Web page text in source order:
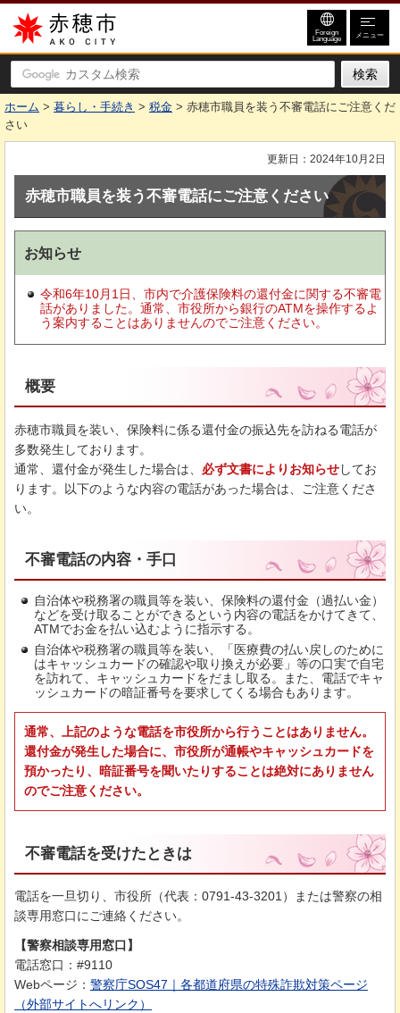
赤穂市
Foreign
Language メニュー
ホーム > 暮らし・手続き > 税金 > 赤穂市職員を装う不審電話にご注意くだ
さい
更新日：2024年10月2日
赤穂市職員を装う不審電話にご注意ください
お知らせ
令和6年10月1日、市内で介護保険料の還付金に関する不審電
話がありました。通常、市役所から銀行のATMを操作するよ
う案内することはありませんのでご注意ください。
概要
赤穂市職員を装い、保険料に係る還付金の振込先を訪ねる電話が
多数発生しております。
通常、還付金が発生した場合は、 必ず文書によりお知らせしてお
ります。以下のような内容の電話があった場合は、ご注意くださ
い。
不審電話の内容・手口
自治体や税務署の職員等を装い、保険料の還付金（過払い金）
などを受け取ることができるという内容の電話をかけてきて、
ATMでお金を払い込むように指示する。
自治体や税務署の職員等を装い、「医療費の払い戻しのために
はキャッシュカードの確認や取り換えが必要」等の口実で自宅
を訪れて、キャッシュカードをだまし取る。また、電話でキャ
ッシュカードの暗証番号を要求してくる場合もあります。
通常、上記のような電話を市役所から行うことはありません。
還付金が発生した場合に、市役所が通帳やキャッシュカードを
預かったり、暗証番号を聞いたりすることは絶対にありません
のでご注意ください。
不審電話を受けたときは
電話を一旦切り、市役所（代表：0791-43-3201）または警察の相
談専用窓口にご連絡ください。
【警察相談専用窓口】
電話窓口：#9110
Webページ： 警察庁SOS47｜各都道府県の特殊詐欺対策ページ
（外部サイトへリンク）